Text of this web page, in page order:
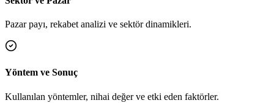
Pazar payı, rekabet analizi ve sektör dinamikleri.
Yöntem ve Sonuç
Kullanılan yöntemler, nihai değer ve etki eden faktörler.